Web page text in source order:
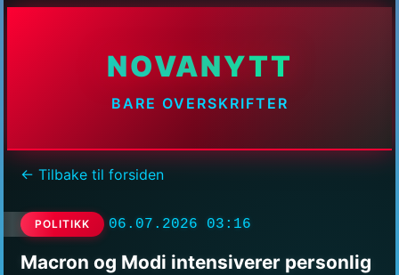
NOVANYTT
BARE OVERSKRIFTER
← Tilbake til forsiden
POLITIKK 06.07.2026 03:16
Macron og Modi intensiverer personlig